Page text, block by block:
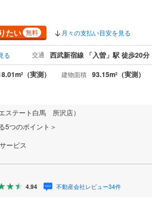
たい 無料 月々の支払い目安を見る
る 交通 西武新宿線 「入曽」駅 徒歩20分
2 （実測） 建物面積 93.15m2 （実測）
ステート白馬 所沢店）
5つのポイント＞
ービス
4.94 不動産会社レビュー34件